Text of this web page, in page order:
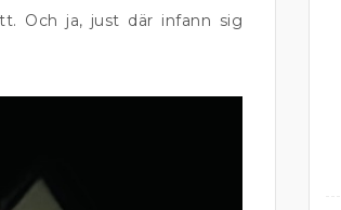
Och ja, just där infann sig